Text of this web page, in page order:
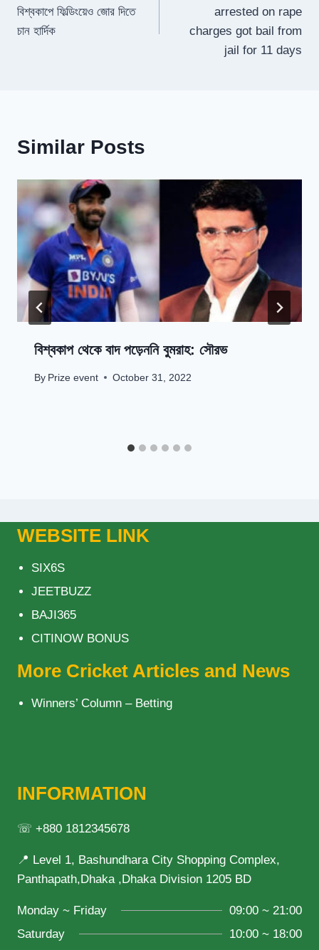
বিশ্বকাপে ফিল্ডিংয়েও জোর দিতে
চান হার্দিক
arrested on rape
charges got bail from
jail for 11 days
Similar Posts
বিশ্বকাপ থেকে বাদ পড়েননি বুমরাহ: সৌরভ
By Prize event October 31, 2022
WEBSITE LINK
SIX6S
JEETBUZZ
BAJI365
CITINOW BONUS
More Cricket Articles and News
Winners’ Column – Betting
INFORMATION
☏ +880 1812345678
📍 Level 1, Bashundhara City Shopping Complex,
Panthapath,Dhaka ,Dhaka Division 1205 BD
Monday ~ Friday
09:00 ~ 21:00
Saturday
10:00 ~ 18:00